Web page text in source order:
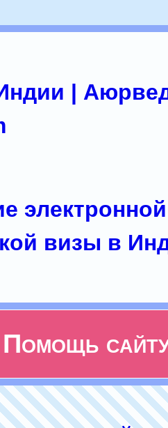
|
электронной
визы в
Помощь